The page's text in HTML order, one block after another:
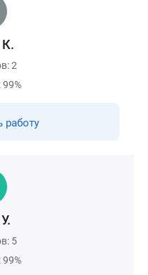
К.
2
99%
работу
5
99%